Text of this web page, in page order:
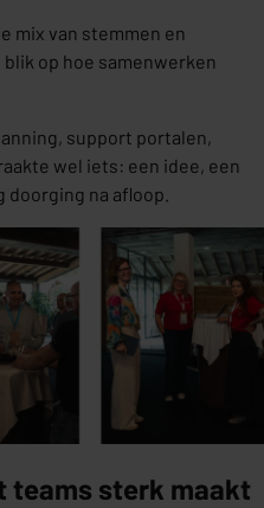
mix van stemmen en
op hoe samenwerken
support portalen,
wel iets: een idee, een
doorging na afloop.
teams sterk maakt